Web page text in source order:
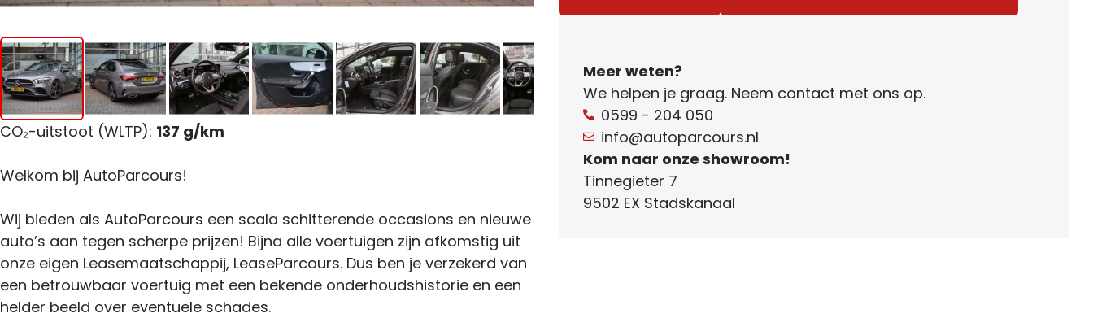
CO₂-uitstoot (WLTP): 137 g/km
Welkom bij AutoParcours!
Wij bieden als AutoParcours een scala schitterende occasions en nieuwe
auto’s aan tegen scherpe prijzen! Bijna alle voertuigen zijn afkomstig uit
onze eigen Leasemaatschappij, LeaseParcours. Dus ben je verzekerd van
een betrouwbaar voertuig met een bekende onderhoudshistorie en een
helder beeld over eventuele schades.
Meer weten?
We helpen je graag. Neem contact met ons op.
0599 - 204 050
info@autoparcours.nl
Kom naar onze showroom!
Tinnegieter 7
9502 EX Stadskanaal